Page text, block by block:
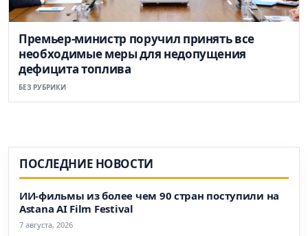
Премьер-министр поручил принять все
необходимые меры для недопущения
дефицита топлива
БЕЗ РУБРИКИ
ПОСЛЕДНИЕ НОВОСТИ
ИИ-фильмы из более чем 90 стран поступили на
Astana AI Film Festival
7 августа, 2026